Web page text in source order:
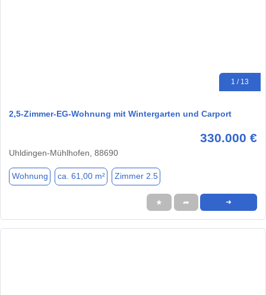
1 / 13
2,5-Zimmer-EG-Wohnung mit Wintergarten und Carport
330.000 €
Uhldingen-Mühlhofen, 88690
Wohnung ca. 61,00 m² Zimmer 2.5
★ ➦ ➜